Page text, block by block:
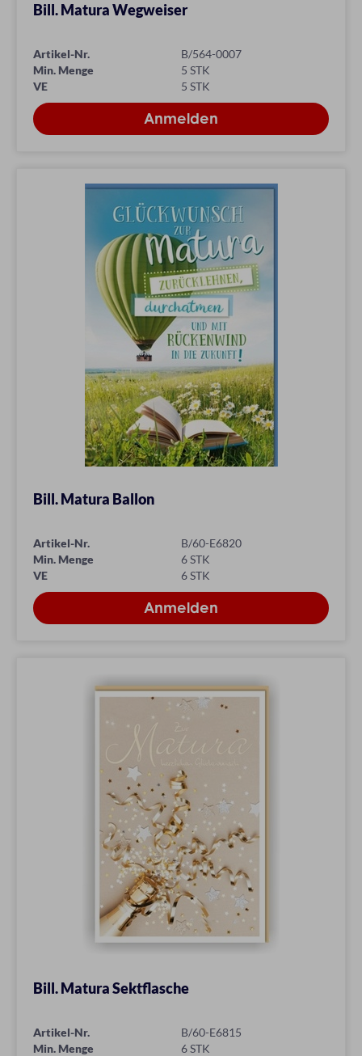
Bill. Matura Wegweiser
Artikel-Nr.
B/564-0007
Min. Menge
5 STK
VE
5 STK
Bill. Matura Ballon
Artikel-Nr.
B/60-E6820
Min. Menge
6 STK
VE
6 STK
Bill. Matura Sektflasche
Artikel-Nr.
B/60-E6815
Min. Menge
6 STK